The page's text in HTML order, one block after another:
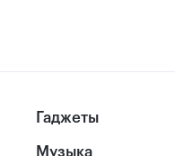
Гаджеты
Музыка